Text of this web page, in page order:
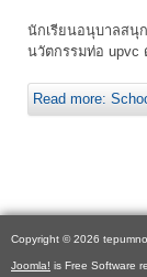
นักเรียนอนุบาลสนุ
นวัตกรรมท่อ upvc
Read more:
Copyright © 2026
Joomla! is Free Software